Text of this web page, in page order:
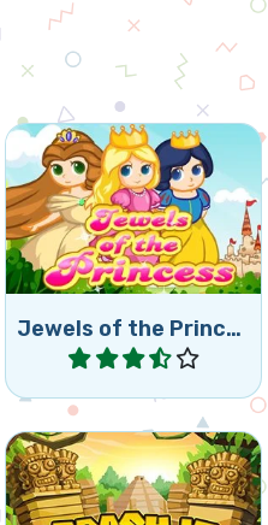
Jewels of the Princess
Colapsa grupos de tres o
más para recoger las joyas
de la princesa.
Jugar
Colecta joyas en este